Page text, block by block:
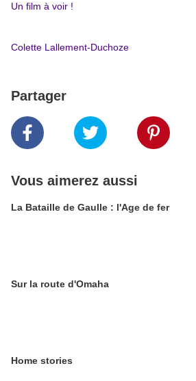
Un film à voir !
Colette Lallement-Duchoze
Partager
Vous aimerez aussi
La Bataille de Gaulle : l'Age de fer
Sur la route d'Omaha
Home stories